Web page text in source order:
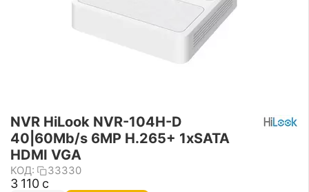
NVR HiLook NVR-104H-D
40|60Mb/s 6MP H.265+ 1xSATA
HDMI VGA
КОД: 33330
3 110 с